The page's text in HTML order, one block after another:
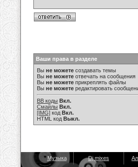
Ваши права в разделе
Вы не можете создавать темы
Вы не можете отвечать на сообщения
Вы не можете прикреплять файлы
Вы не можете редактировать
BB коды Вкл.
Смайлы Вкл.
[IMG] код Вкл.
HTML код Выкл.
Музыка Dj mixes